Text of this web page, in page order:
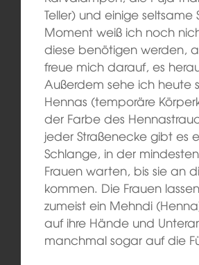
Teller) und einige seltsame
Moment weiß ich noch
diese benötigen werden,
freue mich darauf, es
Außerdem sehe ich heute
Hennas (temporäre
der Farbe des
jeder Straßenecke gibt es
Schlange, in der
Frauen warten, bis sie an
kommen. Die Frauen
zumeist ein Mehndi
auf ihre Hände und
manchmal sogar auf die